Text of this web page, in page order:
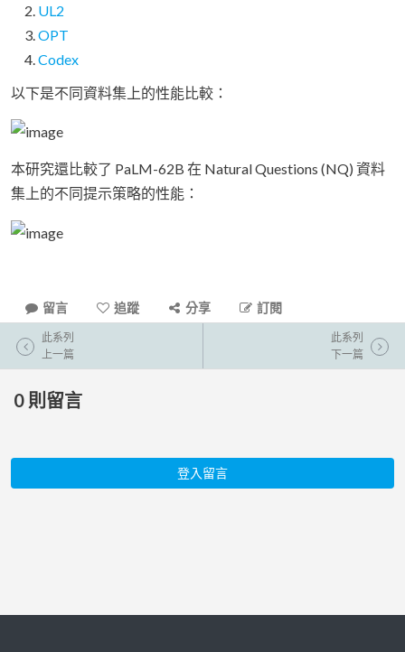
UL2
OPT
Codex
以下是不同資料集上的性能比較：
本研究還比較了 PaLM-62B 在 Natural Questions (NQ) 資料
集上的不同提示策略的性能：
留言 追蹤 分享 訂閱
此系列
上一篇
此系列
下一篇
0 則留言
登入留言